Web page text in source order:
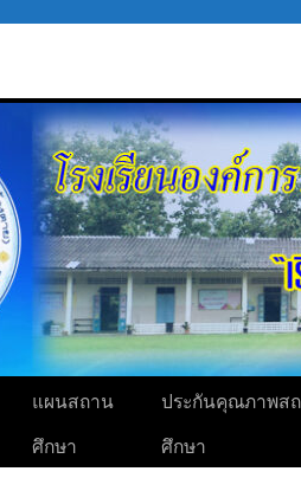
แผนสถาน
ศึกษา
ประกันคุณภาพส
ศึกษา